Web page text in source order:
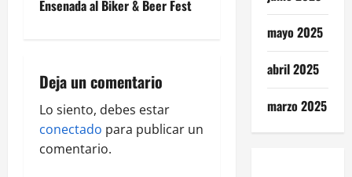
a
i
g
a
Ensenada al Biker & Beer Fest
Deja un comentario
Lo siento, debes estar
conectado para publicar un
comentario.
mayo 2025
abril 2025
marzo 2025